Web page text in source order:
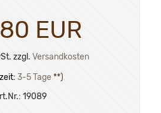
EUR
zzgl. Versandkosten
3-5 Tage**)
19089